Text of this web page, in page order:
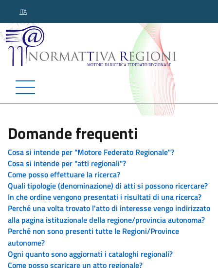
ITA
Normattiva Regioni -
Domande frequenti
Cosa si intende per "Motore Federato Regionale"?
Cosa si intende per "atti regionali"?
Come posso effettuare la ricerca?
Quali tipologie (denominazione) di atti si possono ricercare?
In che ordine vengono presentati i risultati di una ricerca?
Perché una volta trovato l'atto di interesse vengo indirizzato
alla pagina istituzionale della regione/provincia autonoma?
Perché non sono presenti tutte le Regioni/Province
autonome?
Ogni quanto sono aggiornati i cataloghi regionali?
Come posso scaricare un atto regionale?